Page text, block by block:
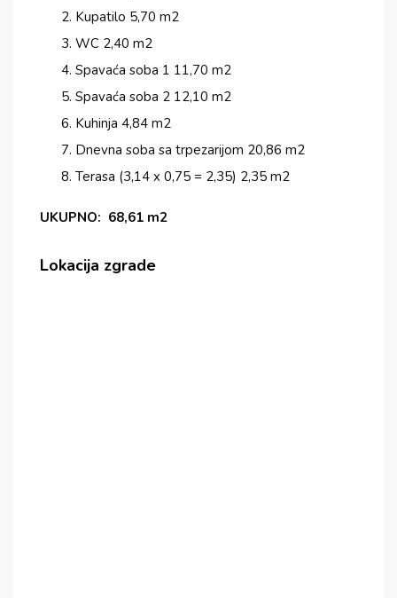
Kupatilo 5,70 m2
WC 2,40 m2
Spavaća soba 1 11,70 m2
Spavaća soba 2 12,10 m2
Kuhinja 4,84 m2
Dnevna soba sa trpezarijom 20,86 m2
Terasa (3,14 x 0,75 = 2,35) 2,35 m2
UKUPNO: 68,61 m2
Lokacija zgrade